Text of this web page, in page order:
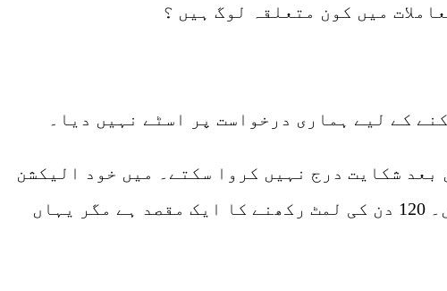
میں کون متعلقہ لوگ ہیں ؟
کے لیے ہماری درخواست پر اسٹے نہیں دیا۔
مزید کہنا تھا کہ الیکشن کمیشن نے 920 دن بعد شکایت درج کروائی۔ حالانکہ 120 دن بعد شکایت درج نہیں کروا سکتے۔ میں خود الیکشن
کمیشن کے فارم بھرتا رہا ہوں۔ ساری زندگی الیکشن فارم پر شکایات درج نہیں ہو سکتیں۔ 120 دن کی لمٹ رکھنے کا ایک مقصد ہے مگر یہاں